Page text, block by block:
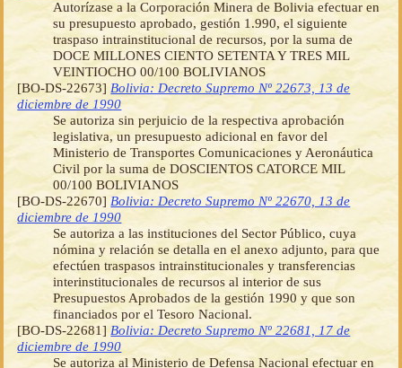
Autorízase a la Corporación Minera de Bolivia efectuar en
su presupuesto aprobado, gestión 1.990, el siguiente
traspaso intrainstitucional de recursos, por la suma de
DOCE MILLONES CIENTO SETENTA Y TRES MIL
VEINTIOCHO 00/100 BOLIVIANOS
[BO-DS-22673] Bolivia: Decreto Supremo Nº 22673, 13 de
diciembre de 1990
Se autoriza sin perjuicio de la respectiva aprobación
legislativa, un presupuesto adicional en favor del
Ministerio de Transportes Comunicaciones y Aeronáutica
Civil por la suma de DOSCIENTOS CATORCE MIL
00/100 BOLIVIANOS
[BO-DS-22670] Bolivia: Decreto Supremo Nº 22670, 13 de
diciembre de 1990
Se autoriza a las instituciones del Sector Público, cuya
nómina y relación se detalla en el anexo adjunto, para que
efectúen traspasos intrainstitucionales y transferencias
interinstitucionales de recursos al interior de sus
Presupuestos Aprobados de la gestión 1990 y que son
financiados por el Tesoro Nacional.
[BO-DS-22681] Bolivia: Decreto Supremo Nº 22681, 17 de
diciembre de 1990
Se autoriza al Ministerio de Defensa Nacional efectuar en